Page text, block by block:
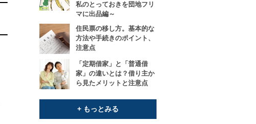
私のとっておきを団地フリ
マに出品編～
住民票の移し方。基本的な
方法や手続きのポイント、
注意点
「定期借家」と「普通借
家」の違いとは？借り主か
ら見たメリットと注意点
+ もっとみる